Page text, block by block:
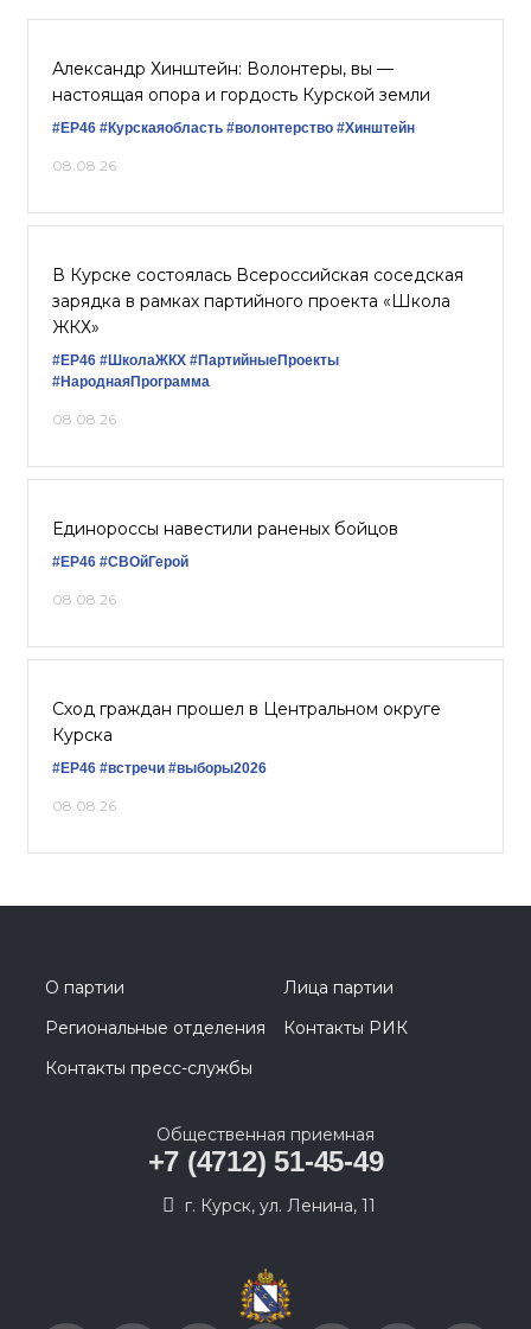
Александр Хинштейн: Волонтеры, вы —
настоящая опора и гордость Курской земли
#ЕР46 #Курскаяобласть #волонтерство #Хинштейн
08.08.26
В Курске состоялась Всероссийская соседская
зарядка в рамках партийного проекта «Школа
ЖКХ»
#ЕР46 #ШколаЖКХ #ПартийныеПроекты
#НароднаяПрограмма
08.08.26
Единороссы навестили раненых бойцов
#ЕР46 #СВОйГерой
08.08.26
Сход граждан прошел в Центральном округе
Курска
#ЕР46 #встречи #выборы2026
08.08.26
О партии
Лица партии
Региональные отделения
Контакты РИК
Контакты пресс-службы
Общественная приемная
+7 (4712) 51-45-49
г. Курск, ул. Ленина, 11